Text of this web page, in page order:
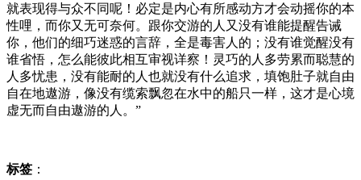
就表现得与众不同呢！必定是内心有所感动方才会动摇你的本
性哩，而你又无可奈何。跟你交游的人又没有谁能提醒告诫
你，他们的细巧迷惑的言辞，全是毒害人的；没有谁觉醒没有
谁省悟，怎么能彼此相互审视详察！灵巧的人多劳累而聪慧的
人多忧患，没有能耐的人也就没有什么追求，填饱肚子就自由
自在地遨游，像没有缆索飘忽在水中的船只一样，这才是心境
虚无而自由遨游的人。”
标签 ：